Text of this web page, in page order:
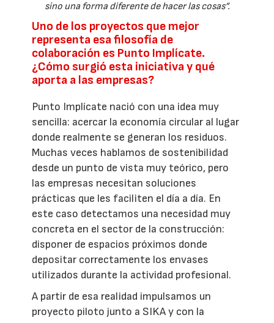
sino una forma diferente de hacer las cosas”.
Uno de los proyectos que mejor
representa esa filosofía de
colaboración es Punto Implícate.
¿Cómo surgió esta iniciativa y qué
aporta a las empresas?
Punto Implícate nació con una idea muy
sencilla: acercar la economía circular al lugar
donde realmente se generan los residuos.
Muchas veces hablamos de sostenibilidad
desde un punto de vista muy teórico, pero
las empresas necesitan soluciones
prácticas que les faciliten el día a día. En
este caso detectamos una necesidad muy
concreta en el sector de la construcción:
disponer de espacios próximos donde
depositar correctamente los envases
utilizados durante la actividad profesional.
A partir de esa realidad impulsamos un
proyecto piloto junto a SIKA y con la